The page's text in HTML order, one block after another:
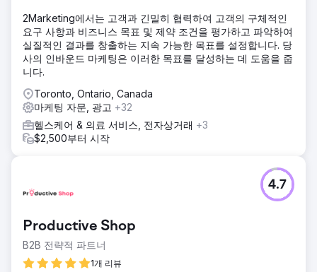
2Marketing에서는 고객과 긴밀히 협력하여 고객의 구체적인
요구 사항과 비즈니스 목표 및 제약 조건을 평가하고 파악하여
실질적인 결과를 창출하는 지속 가능한 목표를 설정합니다. 당
사의 인바운드 마케팅은 이러한 목표를 달성하는 데 도움을 줍
니다.
Toronto, Ontario, Canada
마케팅 자문, 광고 +32
헬스케어 & 의료 서비스, 전자상거래 +3
$2,500부터 시작
Productive Shop
B2B 전략적 파트너
1개 리뷰
4.7